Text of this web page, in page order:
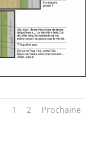
1 2 Prochaine